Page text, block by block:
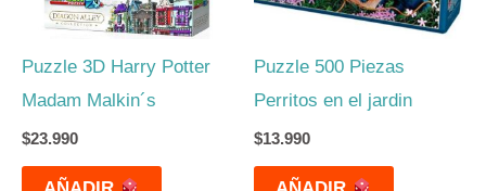
Puzzle 3D Harry Potter
Madam Malkin´s
$23.990
Puzzle 500 Piezas
Perritos en el jardin
$13.990